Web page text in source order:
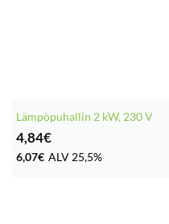
Lämpöpuhallin 2 kW, 230 V
4,84€
6,07€ ALV 25,5%